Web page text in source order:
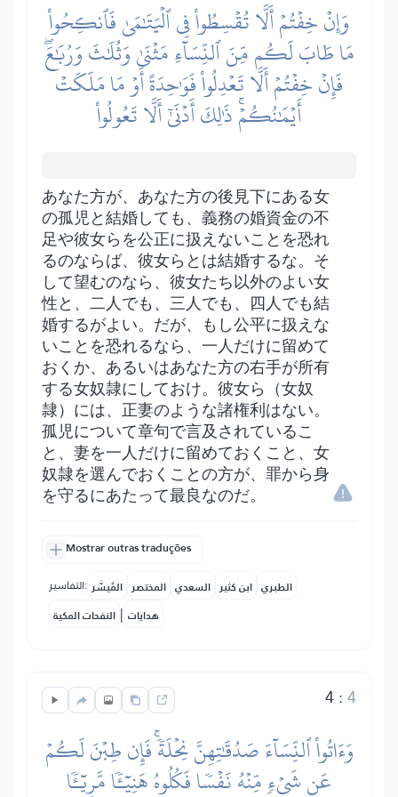
وَإِنۡ خِفۡتُمۡ أَلَّا تُقۡسِطُواْ فِي ٱلۡيَتَٰمَىٰ فَٱنكِحُواْ
مَا طَابَ لَكُم مِّنَ ٱلنِّسَآءِ مَثۡنَىٰ وَثُلَٰثَ وَرُبَٰعَۖ
فَإِنۡ خِفۡتُمۡ أَلَّا تَعۡدِلُواْ فَوَٰحِدَةً أَوۡ مَا مَلَكَتۡ
أَيۡمَٰنُكُمۡۚ ذَٰلِكَ أَدۡنَىٰٓ أَلَّا تَعُولُواْ
あなた方が、あなた方の後見下にある女
の孤児と結婚しても、義務の婚資金の不
足や彼女らを公正に扱えないことを恐れ
るのならば、彼女らとは結婚するな。そ
して望むのなら、彼女たち以外のよい女
性と、二人でも、三人でも、四人でも結
婚するがよい。だが、もし公平に扱えな
いことを恐れるなら、一人だけに留めて
おくか、あるいはあなた方の右手が所有
する女奴隷にしておけ。彼女ら（女奴
隷）には、正妻のような諸権利はない。
孤児について章句で言及されているこ
と、妻を一人だけに留めておくこと、女
奴隷を選んでおくことの方が、罪から身
を守るにあたって最良なのだ。
Mostrar outras traduções
التفاسير: المُيسَّر المختصر السعدي ابن كثير الطبري
النفحات المكية | هدايات
4:4
وَءَاتُواْ ٱلنِّسَآءَ صَدُقَٰتِهِنَّ نِحۡلَةٗۚ فَإِن طِبۡنَ لَكُمۡ
عَن شَيۡءٖ مِّنۡهُ نَفۡسٗا فَكُلُوهُ هَنِيٓـٔٗا مَّرِيٓـٔٗا